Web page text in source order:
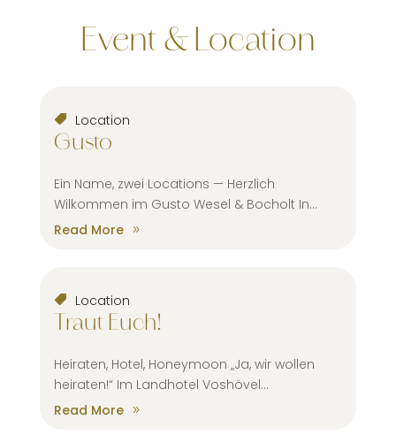
Event & Location
Location
Gusto
Ein Name, zwei Locations — Herzlich
Wilkommen im Gusto Wesel & Bocholt In...
Read More
Location
Traut Euch!
Heiraten, Hotel, Honeymoon „Ja, wir wollen
heiraten!“ Im Landhotel Voshövel...
Read More